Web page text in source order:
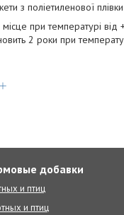
з поліетиленової
при температурі від
2 роки при
добавки
и птиц
и птиц